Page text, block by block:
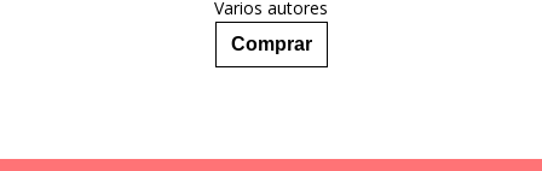
Varios autores
17,00€
Comprar